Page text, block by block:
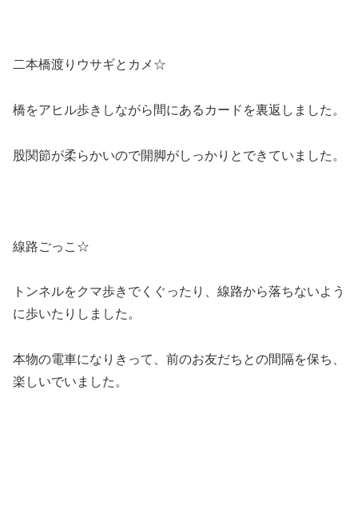
二本橋渡りウサギとカメ☆
橋をアヒル歩きしながら間にあるカードを裏返しました。
股関節が柔らかいので開脚がしっかりとできていました。
線路ごっこ☆
トンネルをクマ歩きでくぐったり、線路から落ちないよう
に歩いたりしました。
本物の電車になりきって、前のお友だちとの間隔を保ち、
楽しいでいました。